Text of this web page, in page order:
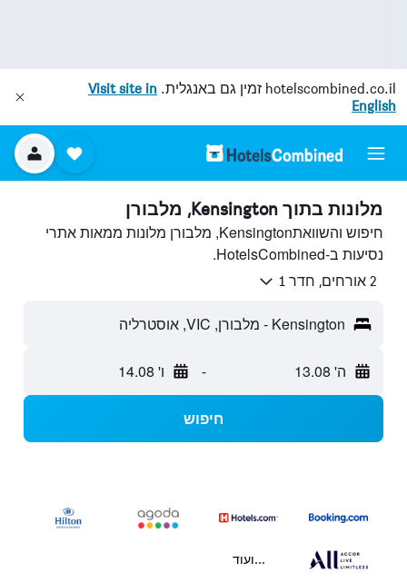
hotelscombined.co.il זמין גם באנגלית. Visit site in
English
מלונות בתוך Kensington, מלבורן
חיפוש והשוואתKensington, מלבורן מלונות ממאות אתרי
נסיעות ב-HotelsCombined.
2 אורחים, חדר 1
Kensington - מלבורן, VIC, אוסטרליה
ה' 13.08 - ו' 14.08
חיפוש
...ועוד